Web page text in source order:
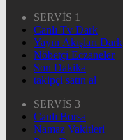
SERVİS 1
Canlı Tv Dark
Yayın Akışları Dark
Nöbetçi Eczaneler
Son Dakika
takipçi satın al
SERVİS 3
Canlı Borsa
Namaz Vakitleri